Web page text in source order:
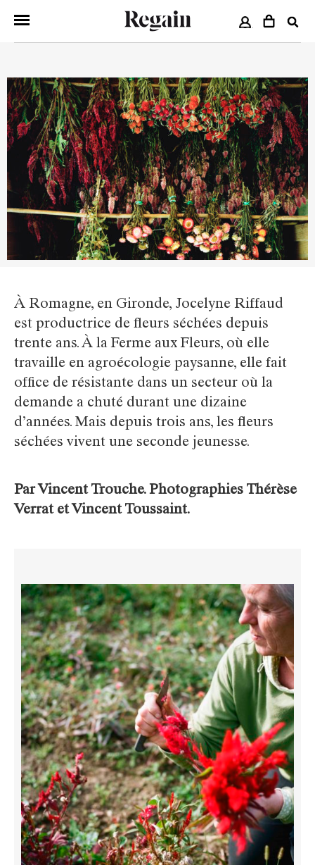
COMPTE
À Romagne, en Gironde, Jocelyne Riffaud
est productrice de fleurs séchées depuis
trente ans. À la Ferme aux Fleurs, où elle
travaille en agroécologie paysanne, elle fait
office de résistante dans un secteur où la
demande a chuté durant une dizaine
d’années. Mais depuis trois ans, les fleurs
séchées vivent une seconde jeunesse.
Par Vincent Trouche. Photographies Thérèse
Verrat et Vincent Toussaint.